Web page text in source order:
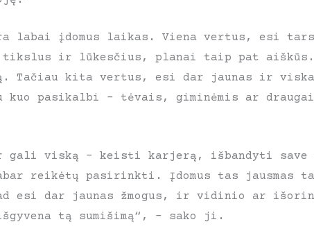
labai įdomus laikas. Viena vertus, esi
tikslus ir lūkesčius, planai taip pat
Tačiau kita vertus, esi dar jaunas ir
kuo pasikalbi – tėvais, giminėmis ar
gali viską – keisti karjerą, išbandyti save
reikėtų pasirinkti. Įdomus tas jausmas
esi dar jaunas žmogus, ir vidinio ar
tą sumišimą“, – sako ji.